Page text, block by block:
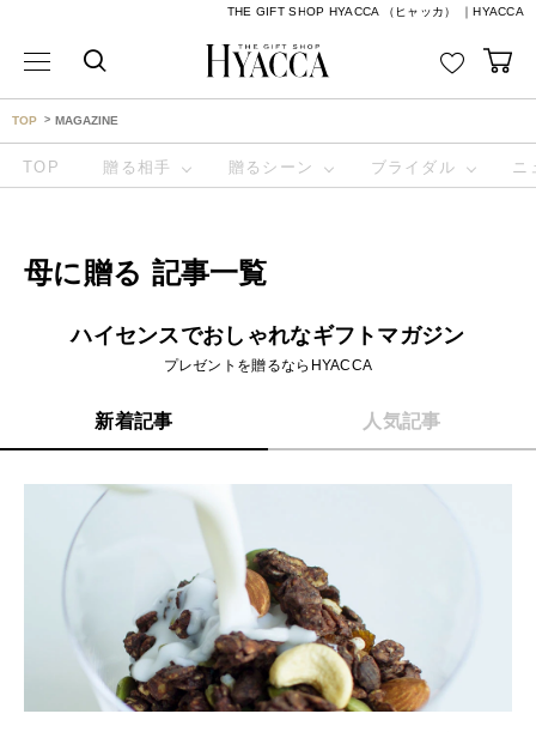
THE GIFT SHOP HYACCA （ヒャッカ） ｜HYACCA
TOP MAGAZINE
TOP 贈る相手 贈るシーン ブライダル ニ
母に贈る 記事一覧
ハイセンスでおしゃれなギフトマガジン
プレゼントを贈るならHYACCA
新着記事 人気記事